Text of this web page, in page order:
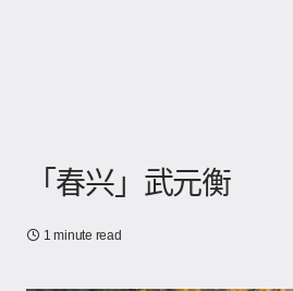
「春兴」武元衡
1 minute read